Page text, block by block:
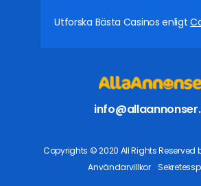
Utforska Bästa Casinos enligt
Copyrights © 2020 All Rights Reserved
Användarvillkor